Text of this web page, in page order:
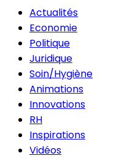
Actualités
Economie
Politique
Juridique
Soin/Hygiène
Animations
Innovations
RH
Inspirations
Vidéos